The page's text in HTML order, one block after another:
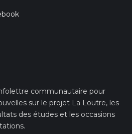
communautaire pour
sur le projet La Loutre, les
des études et les occasions